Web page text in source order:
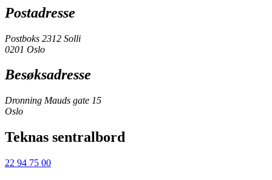
Postadresse
Postboks 2312 Solli
0201 Oslo
Besøksadresse
Dronning Mauds gate 15
Oslo
Teknas sentralbord
22 94 75 00